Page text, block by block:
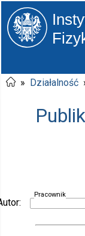
» Działalność
Pracownik